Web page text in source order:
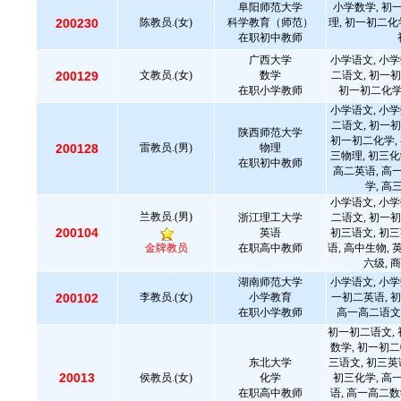
200230 陈教员.(女)
阜阳师范大学
科学教育（师范）
在职初中教师
小学数学, 初
理, 初一初二
200129 文教员.(女)
广西大学
数学
在职小学教师
小学语文, 小
二语文, 初一
初一初二化
200128 雷教员.(男)
陕西师范大学
物理
在职初中教师
小学语文, 小
二语文, 初一
初一初二化学,
三物理, 初三
高二英语, 高
学, 高
200104
兰教员.(男)
金牌教员
浙江理工大学
英语
在职高中教师
小学语文, 小
二语文, 初一
初三语文, 初
语, 高中生物,
六级,
200102 李教员.(女)
湖南师范大学
小学教育
在职小学教师
小学语文, 小
一初二英语,
高一高二语
20013 侯教员.(女)
东北大学
化学
在职高中教师
初一初二语文,
数学, 初一初
三语文, 初三
初三化学, 高
语, 高一高二